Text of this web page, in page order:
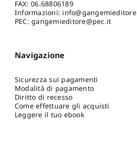
FAX: 06.68806189
Informazioni:
PEC: gangemieditore@pec.it
Navigazione
Sicurezza sui pagamenti
Modalità di pagamento
Diritto di recesso
Come effettuare gli acquisti
Leggere il tuo ebook